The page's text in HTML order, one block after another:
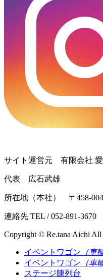
サイト運営元 有限会社
代表 広石武雄
所在地（本社） 〒458-
連絡先 TEL / 052-891-3670
Copyright © Re.tana Aichi All
イベントワゴン （車
イベントワゴン （車
ステージ陳列台